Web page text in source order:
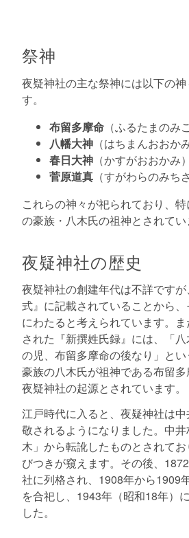
祭神
夜疑神社の主な祭神には以下の
す。
布留多摩命 （ふるたまのみ
八幡大神 （はちまんおおかみ
春日大神 （かすがおおかみ）
菅原道真 （すがわらのみち
これらの神々が祀られており、
の豪族・八木氏の祖神とされてい
夜疑神社の歴史
夜疑神社の創建年代は不詳です
式』に記載されていることから
にわたると考えられています。
された『新撰姓氏録』には、「
の児、布留多摩命の後なり」と
豪族の八木氏が祖神である布留
夜疑神社の起源とされています。
江戸時代に入ると、夜疑神社は
敬されるようになりました。中
木」から転訛したものとされて
びつきが窺えます。その後、
社に列格され、1908年から1909
を合祀し、1943年（昭和18年）
した。